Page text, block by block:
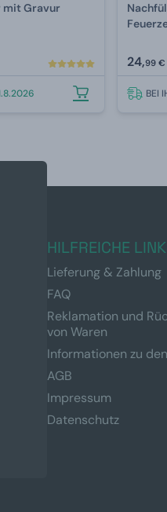
mit Gravur
24,99 €
BEI
HILFREICHE
Lieferung & Zahlung
FAQ
Reklamation und
von Waren
Informationen zu
AGB
Impressum
Datenschutz